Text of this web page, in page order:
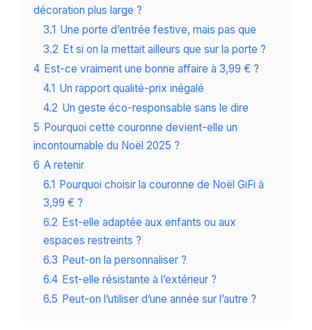
décoration plus large ?
3.1 Une porte d’entrée festive, mais pas que
3.2 Et si on la mettait ailleurs que sur la porte ?
4 Est-ce vraiment une bonne affaire à 3,99 € ?
4.1 Un rapport qualité-prix inégalé
4.2 Un geste éco-responsable sans le dire
5 Pourquoi cette couronne devient-elle un
incontournable du Noël 2025 ?
6 A retenir
6.1 Pourquoi choisir la couronne de Noël GiFi à
3,99 € ?
6.2 Est-elle adaptée aux enfants ou aux
espaces restreints ?
6.3 Peut-on la personnaliser ?
6.4 Est-elle résistante à l’extérieur ?
6.5 Peut-on l’utiliser d’une année sur l’autre ?